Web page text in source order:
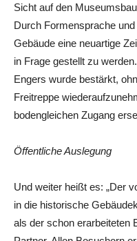
Sicht auf den
Durch Formensprache
Gebäude eine neuartige
in Frage gestellt zu
Engers wurde bestärkt,
Freitreppe
bodengleichen Zugang
Öffentliche Auslegung
Und weiter heißt es: „Der
in die historische
als der schon erarbeiteten